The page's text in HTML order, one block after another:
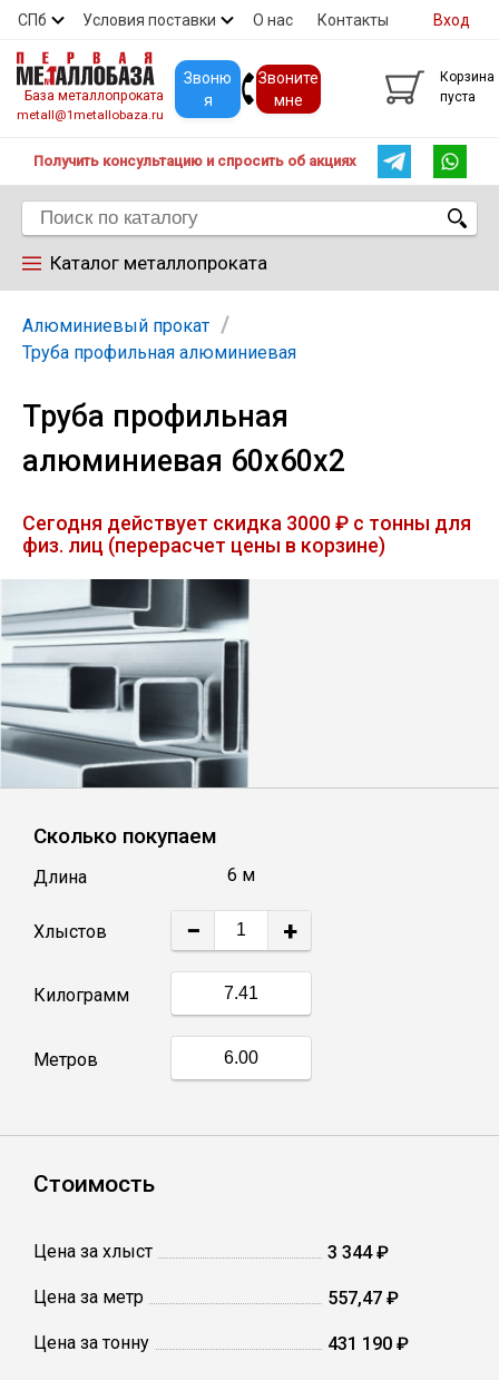
СПб Условия поставки О нас Контакты
Скидки Прайс Покупателям
Вход
База металлопроката
metall@1metallobaza.ru
Звоню
я
Звоните
мне
Корзина
пуста
Получить консультацию и спросить об акциях
Каталог металлопроката
Арматура
Труба
Лист
Уголок
Швеллер
Квадрат
Полоса
Катанка
Столбы заборные
Алюминиевый прокат
Труба профильная алюминиевая
Труба профильная
алюминиевая 60х60х2
Сегодня действует скидка 3000 ₽ с тонны для
физ. лиц (перерасчет цены в корзине)
Сколько покупаем
Длина 6 м
Хлыстов − +
Килограмм
Метров
Стоимость
Цена за хлыст 3 344 ₽
Цена за метр 557,47 ₽
Цена за тонну 431 190 ₽